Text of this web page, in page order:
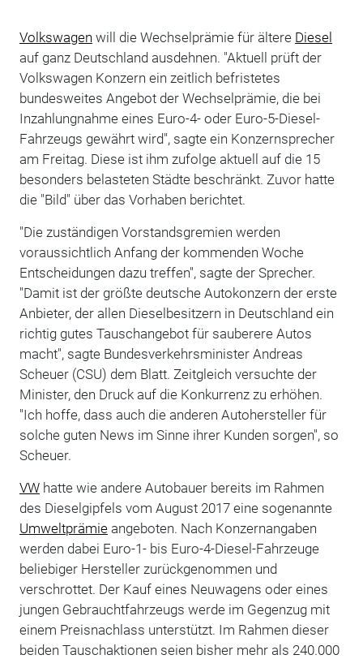
Volkswagen will die Wechselprämie für ältere Diesel
auf ganz Deutschland ausdehnen. "Aktuell prüft der
Volkswagen Konzern ein zeitlich befristetes
bundesweites Angebot der Wechselprämie, die bei
Inzahlungnahme eines Euro-4- oder Euro-5-Diesel-
Fahrzeugs gewährt wird", sagte ein Konzernsprecher
am Freitag. Diese ist ihm zufolge aktuell auf die 15
besonders belasteten Städte beschränkt. Zuvor hatte
die "Bild" über das Vorhaben berichtet.
"Die zuständigen Vorstandsgremien werden
voraussichtlich Anfang der kommenden Woche
Entscheidungen dazu treffen", sagte der Sprecher.
"Damit ist der größte deutsche Autokonzern der erste
Anbieter, der allen Dieselbesitzern in Deutschland ein
richtig gutes Tauschangebot für sauberere Autos
macht", sagte Bundesverkehrsminister Andreas
Scheuer (CSU) dem Blatt. Zeitgleich versuchte der
Minister, den Druck auf die Konkurrenz zu erhöhen.
"Ich hoffe, dass auch die anderen Autohersteller für
solche guten News im Sinne ihrer Kunden sorgen", so
Scheuer.
VWhatte wie andere Autobauer bereits im Rahmen
des Dieselgipfels vom August 2017 eine sogenannte
Umweltprämieangeboten. Nach Konzernangaben
werden dabei Euro-1- bis Euro-4-Diesel-Fahrzeuge
beliebiger Hersteller zurückgenommen und
verschrottet. Der Kauf eines Neuwagens oder eines
jungen Gebrauchtfahrzeugs werde im Gegenzug mit
einem Preisnachlass unterstützt. Im Rahmen dieser
beiden Tauschaktionen seien bisher mehr als 240.000